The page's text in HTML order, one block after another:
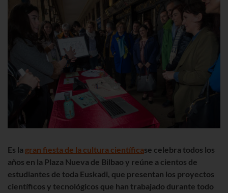
Es la gran fiesta de la cultura científicase celebra todos los
años en la Plaza Nueva de Bilbao y reúne a cientos de
estudiantes de toda Euskadi, que presentan los proyectos
científicos y tecnológicos que han trabajado durante todo